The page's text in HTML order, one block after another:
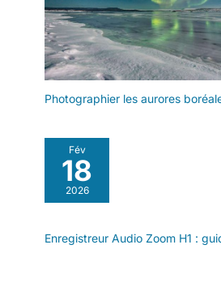
Photographier les aurores
Fév
18
2026
Enregistreur Audio Zoom H1 :